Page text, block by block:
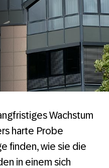
Wachstum
harte Probe
finden, wie sie die
in einem sich